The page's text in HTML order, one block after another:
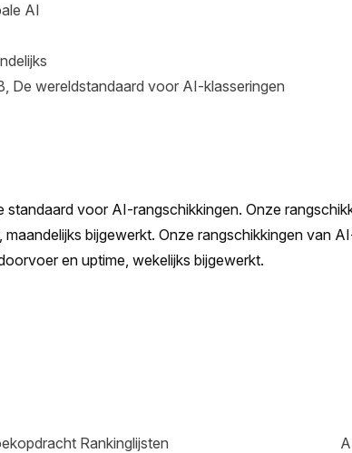
AI
De wereldstandaard voor AI-klasseringen
standaard voor AI-rangschikkingen. Onze
maandelijks bijgewerkt. Onze rangschikkingen van
en uptime, wekelijks bijgewerkt.
Rankinglijsten